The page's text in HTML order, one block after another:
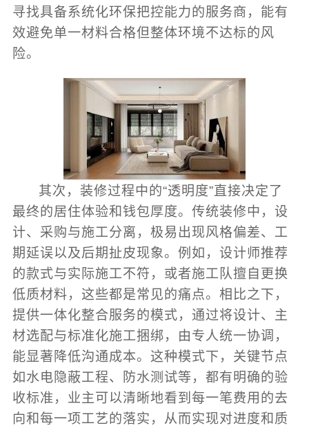
寻找具备系统化环保把控能力的服务商，能有
效避免单一材料合格但整体环境不达标的风
险。
其次，装修过程中的“透明度”直接决定了
最终的居住体验和钱包厚度。传统装修中，设
计、采购与施工分离，极易出现风格偏差、工
期延误以及后期扯皮现象。例如，设计师推荐
的款式与实际施工不符，或者施工队擅自更换
低质材料，这些都是常见的痛点。相比之下，
提供一体化整合服务的模式，通过将设计、主
材选配与标准化施工捆绑，由专人统一协调，
能显著降低沟通成本。这种模式下，关键节点
如水电隐蔽工程、防水测试等，都有明确的验
收标准，业主可以清晰地看到每一笔费用的去
向和每一项工艺的落实，从而实现对进度和质